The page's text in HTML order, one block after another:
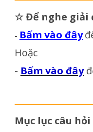
☆Để nghe giải
- Bấm vào đây
Hoặc
- Bấm vào đây
Mục lục câu hỏi